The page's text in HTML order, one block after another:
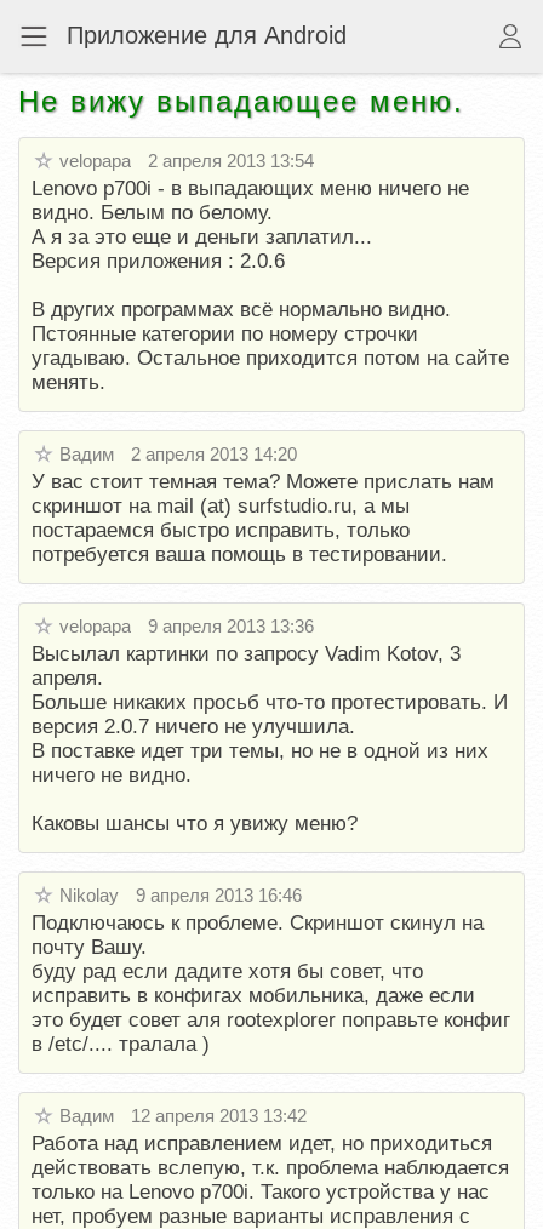
Приложение для Android
Не вижу выпадающее меню.
velopapa 2 апреля 2013 13:54
Lenovo p700i - в выпадающих меню ничего не
видно. Белым по белому.
А я за это еще и деньги заплатил...
Версия приложения : 2.0.6
В других программах всё нормально видно.
Пстоянные категории по номеру строчки
угадываю. Остальное приходится потом на сайте
менять.
Вадим 2 апреля 2013 14:20
У вас стоит темная тема? Можете прислать нам
скриншот на mail (at) surfstudio.ru, а мы
постараемся быстро исправить, только
потребуется ваша помощь в тестировании.
velopapa 9 апреля 2013 13:36
Высылал картинки по запросу Vadim Kotov, 3
апреля.
Больше никаких просьб что-то протестировать. И
версия 2.0.7 ничего не улучшила.
В поставке идет три темы, но не в одной из них
ничего не видно.
Каковы шансы что я увижу меню?
Nikolay 9 апреля 2013 16:46
Подключаюсь к проблеме. Скриншот скинул на
почту Вашу.
буду рад если дадите хотя бы совет, что
исправить в конфигах мобильника, даже если
это будет совет аля rootexplorer поправьте конфиг
в /etc/.... тралала )
Вадим 12 апреля 2013 13:42
Работа над исправлением идет, но приходитьcя
действовать вслепую, т.к. проблема наблюдается
только на Lenovo p700i. Такого устройства у нас
нет, пробуем разные варианты исправления с